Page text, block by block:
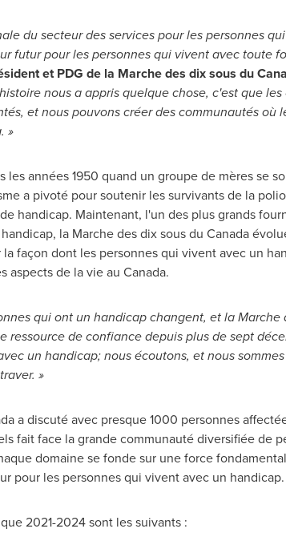
du secteur des services pour les personnes
futur pour les personnes qui vivent avec toute
et PDG de la Marche des dix sous du
nous a appris quelque chose, c'est que
et nous pouvons créer des communautés où
»
les années 1950 quand un groupe de mères se
a pivoté pour soutenir les survivants de la
handicap. Maintenant, l'un des plus grands
la Marche des dix sous du Canada
façon dont les personnes qui vivent avec un
aspects de la vie au Canada.
qui ont un handicap changent, et la Marche
ressource de confiance depuis plus de sept
un handicap; nous écoutons, et nous
»
a discuté avec presque 1000 personnes
fait face la grande communauté diversifiée de
domaine se fonde sur une force
pour les personnes qui vivent avec un handicap.
2021-2024 sont les suivants :